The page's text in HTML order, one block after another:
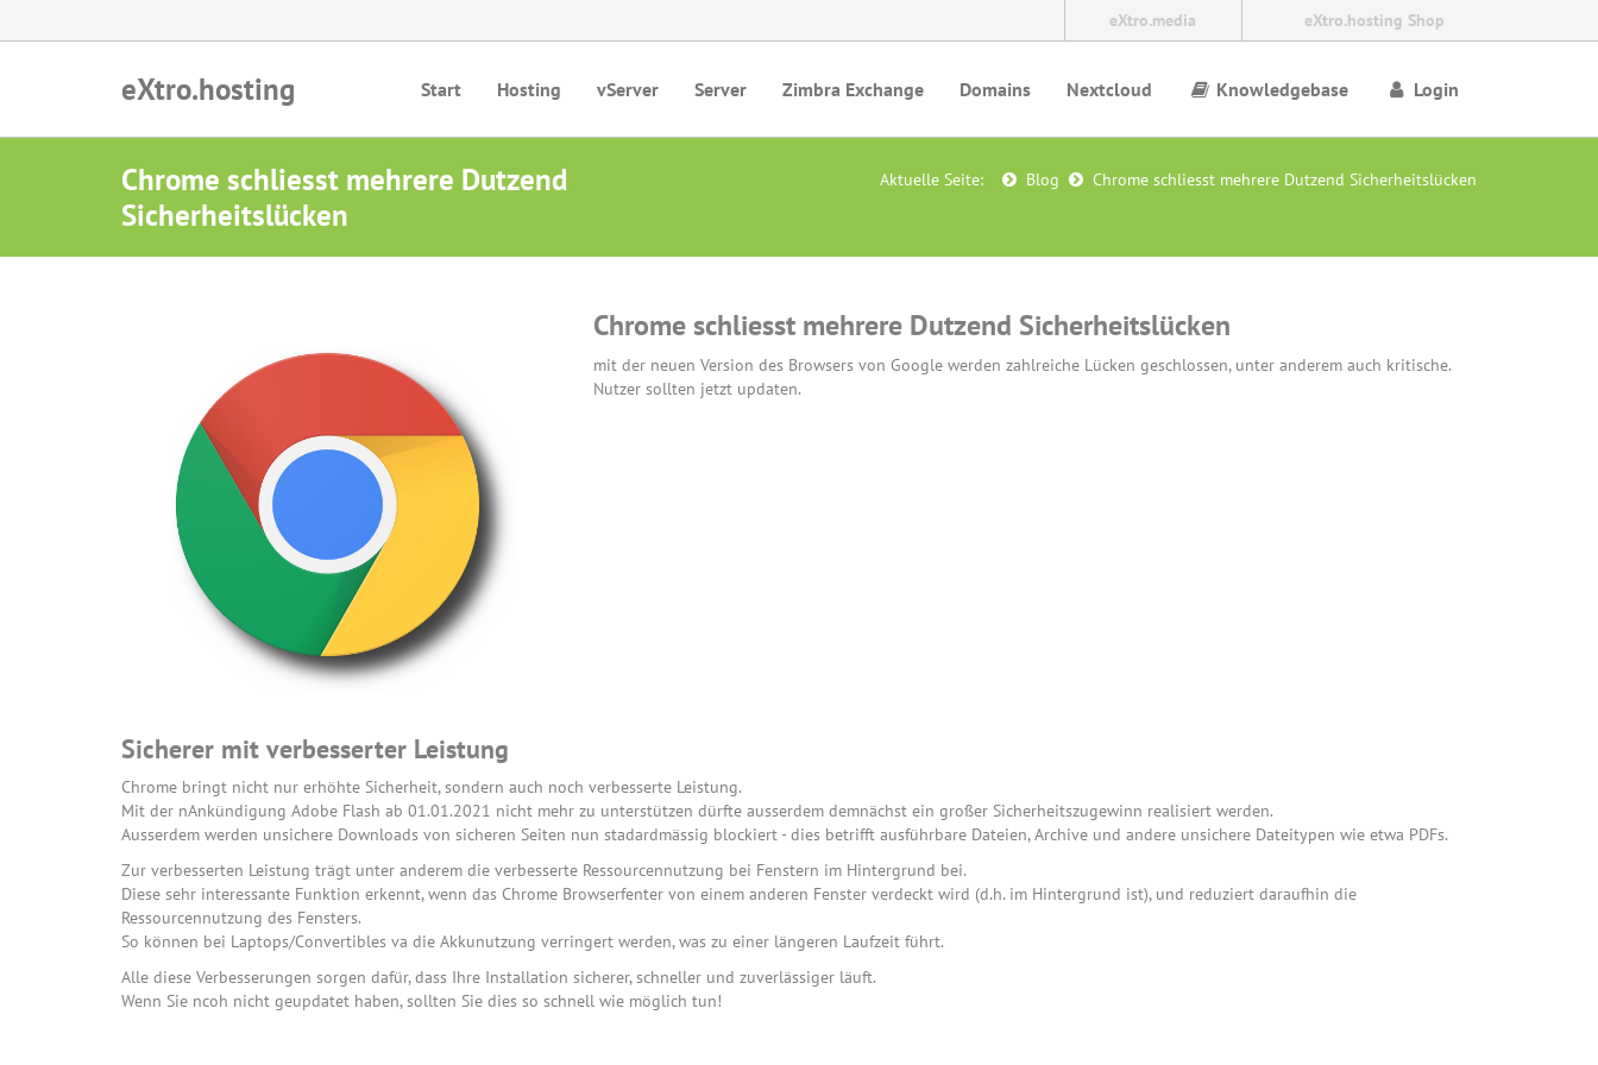
eXtro.media eXtro.hosting Shop
eXtro.hosting Start Hosting vServer Server Zimbra Exchange Domains Nextcloud Knowledgebase Login
Chrome schliesst mehrere Dutzend
Sicherheitslücken
Aktuelle Seite: Blog Chrome schliesst mehrere Dutzend Sicherheitslücken
Chrome schliesst mehrere Dutzend Sicherheitslücken
mit der neuen Version des Browsers von Google werden zahlreiche Lücken geschlossen, unter anderem auch kritische.
Nutzer sollten jetzt updaten.
Sicherer mit verbesserter Leistung
Chrome bringt nicht nur erhöhte Sicherheit, sondern auch noch verbesserte Leistung.
Mit der nAnkündigung Adobe Flash ab 01.01.2021 nicht mehr zu unterstützen dürfte ausserdem demnächst ein großer Sicherheitszugewinn realisiert werden.
Ausserdem werden unsichere Downloads von sicheren Seiten nun stadardmässig blockiert - dies betrifft ausführbare Dateien, Archive und andere unsichere Dateitypen wie etwa PDFs.
Zur verbesserten Leistung trägt unter anderem die verbesserte Ressourcennutzung bei Fenstern im Hintergrund bei.
Diese sehr interessante Funktion erkennt, wenn das Chrome Browserfenter von einem anderen Fenster verdeckt wird (d.h. im Hintergrund ist), und reduziert daraufhin die
Ressourcennutzung des Fensters.
So können bei Laptops/Convertibles va die Akkunutzung verringert werden, was zu einer längeren Laufzeit führt.
Alle diese Verbesserungen sorgen dafür, dass Ihre Installation sicherer, schneller und zuverlässiger läuft.
Wenn Sie ncoh nicht geupdatet haben, sollten Sie dies so schnell wie möglich tun!